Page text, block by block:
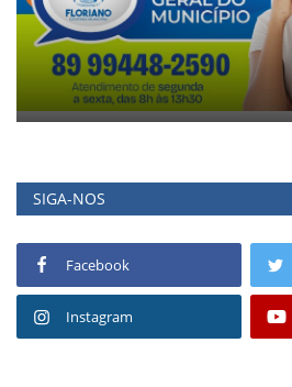
SIGA-NOS
Facebook
Instagram